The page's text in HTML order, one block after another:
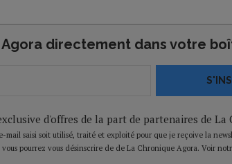
directement dans votre
d'offres de la part de partenaires de La
mail saisi soit utilisé, traité et exploité pour que je reçoive la
pourrez vous désinscrire de de La Chronique Agora. Voir